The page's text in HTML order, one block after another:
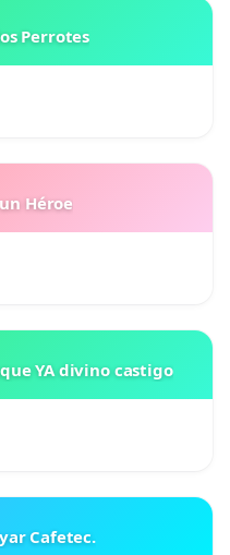
Perrotes
Héroe
YA divino castigo
Cafetec.